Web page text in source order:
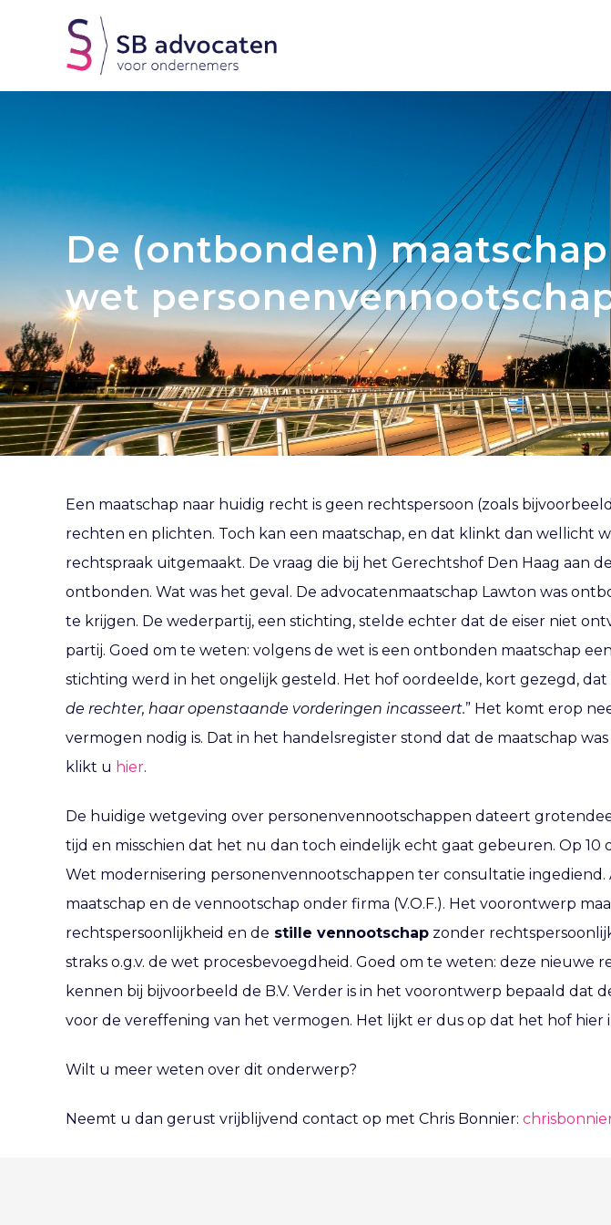
De (ontbonden)
wet
Een maatschap naar huidig recht is geen rechtspersoon (zoals
rechten en plichten. Toch kan een maatschap, en dat klinkt dan wellicht
rechtspraak uitgemaakt. De vraag die bij het Gerechtshof Den Haag aan
ontbonden. Wat was het geval. De advocatenmaatschap Lawton was
te krijgen. De wederpartij, een stichting, stelde echter dat de eiser niet
partij. Goed om te weten: volgens de wet is een ontbonden maatschap
stichting werd in het ongelijk gesteld. Het hof oordeelde, kort gezegd, dat
de rechter, haar openstaande vorderingen incasseert.” Het komt erop
vermogen nodig is. Dat in het handelsregister stond dat de maatschap
klikt u hier.
De huidige wetgeving over personenvennootschappen dateert
tijd en misschien dat het nu dan toch eindelijk echt gaat gebeuren. Op
Wet modernisering personenvennootschappen ter consultatie
maatschap en de vennootschap onder firma (V.O.F.). Het voorontwerp
rechtspersoonlijkheid en de stille vennootschap zonder
straks o.g.v. de wet procesbevoegdheid. Goed om te weten: deze
kennen bij bijvoorbeeld de B.V. Verder is in het voorontwerp bepaald
voor de vereffening van het vermogen. Het lijkt er dus op dat het hof hier
Wilt u meer weten over dit onderwerp?
Neemt u dan gerust vrijblijvend contact op met Chris Bonnier: